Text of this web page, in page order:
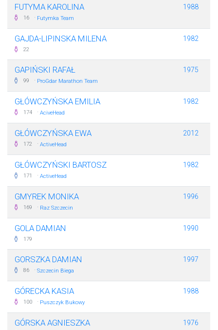
FUTYMA KAROLINA
16 · Futymka Team
1988
GAJDA-LIPINSKA MILENA
22
1982
GAPIŃSKI RAFAŁ
99 · ProGdar Marathon Team
1975
GŁÓWCZYŃSKA EMILIA
174 · AciveHead
1982
GŁÓWCZYŃSKA EWA
172 · ActiveHead
2012
GŁÓWCZYŃSKI BARTOSZ
171 · ActiveHead
1982
GMYREK MONIKA
169 · Raz Szczecin
1996
GOLA DAMIAN
179
1990
GORSZKA DAMIAN
86 · Szczecin Biega
1997
GÓRECKA KASIA
100 · Puszczyk Bukowy
1988
GÓRSKA AGNIESZKA 1976